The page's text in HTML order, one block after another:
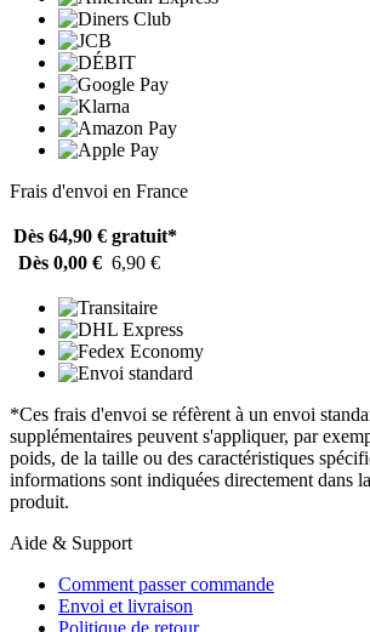
Frais d'envoi en France
Dès 64,90 € gratuit*
Dès 0,00 € 6,90 €
*Ces frais d'envoi se réfèrent à un envoi
supplémentaires peuvent s'appliquer, par
poids, de la taille ou des caractéristiques
informations sont indiquées directement dans
produit.
Aide & Support
Comment passer commande
Envoi et livraison
Politique de retour